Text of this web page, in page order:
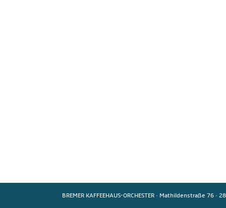
BREMER KAFFEEHAUS-ORCHESTER · Mathildenstraße 76 ·